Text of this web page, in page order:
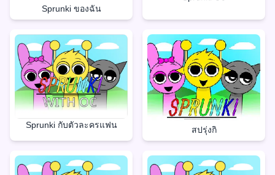
Sprunki ของฉัน
Sprunki กับตัวละครแฟน สปรุ่งกิ